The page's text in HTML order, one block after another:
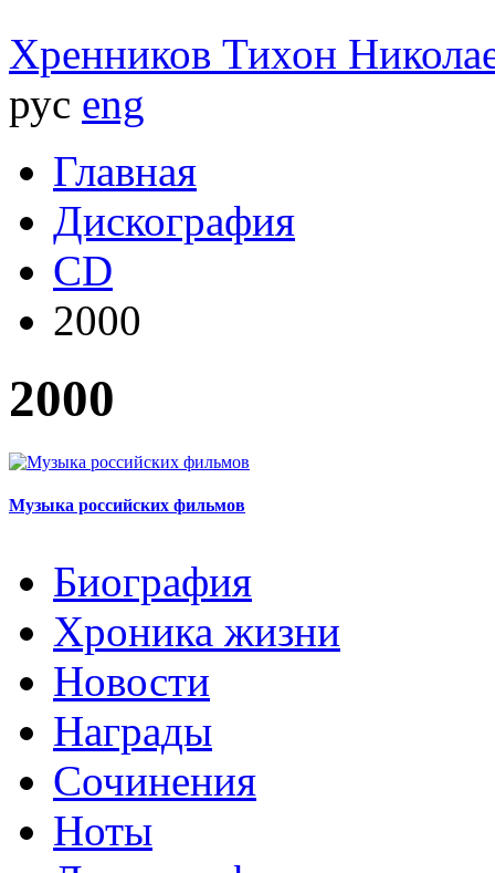
Хренников Тихон
рус eng
Главная
Дискография
CD
2000
2000
Музыка российских фильмов
Биография
Хроника жизни
Новости
Награды
Сочинения
Ноты